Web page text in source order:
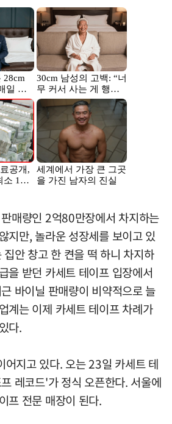
매량인 2억80만장에서 차지하는
지만, 놀라운 성장세를 보이고 있
안 창고 한 켠을 떡 하니 차지하
을 받던 카세트 테이프 입장에서
바이닐 판매량이 비약적으로 늘
계는 이제 카세트 테이프 차례가
다.
어지고 있다. 오는 23일 카세트 테
레코드'가 정식 오픈한다. 서울에
프 전문 매장이 된다.